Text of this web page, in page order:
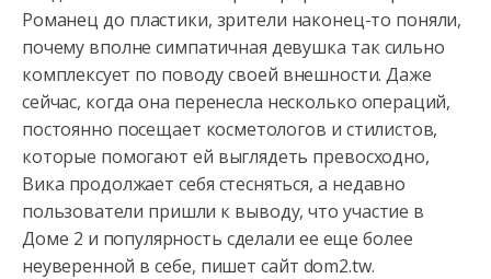
Романец до пластики, зрители наконец-то поняли,
почему вполне симпатичная девушка так сильно
комплексует по поводу своей внешности. Даже
сейчас, когда она перенесла несколько операций,
постоянно посещает косметологов и стилистов,
которые помогают ей выглядеть превосходно,
Вика продолжает себя стесняться, а недавно
пользователи пришли к выводу, что участие в
Доме 2 и популярность сделали ее еще более
неуверенной в себе, пишет сайт dom2.tw.